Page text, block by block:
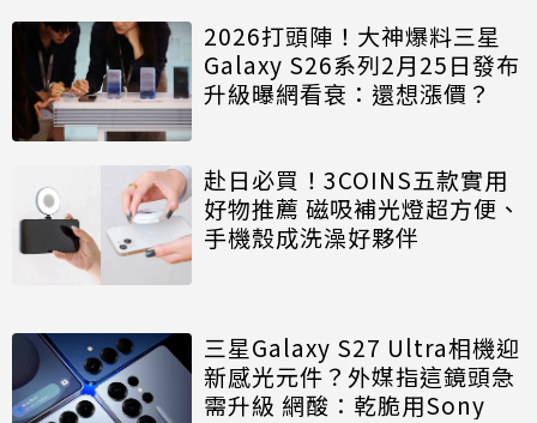
2026打頭陣！大神爆料三星
Galaxy S26系列2月25日發布
升級曝網看衰：還想漲價？
赴日必買！3COINS五款實用
好物推薦 磁吸補光燈超方便、
手機殼成洗澡好夥伴
三星Galaxy S27 Ultra相機迎
新感光元件？外媒指這鏡頭急
需升級 網酸：乾脆用Sony